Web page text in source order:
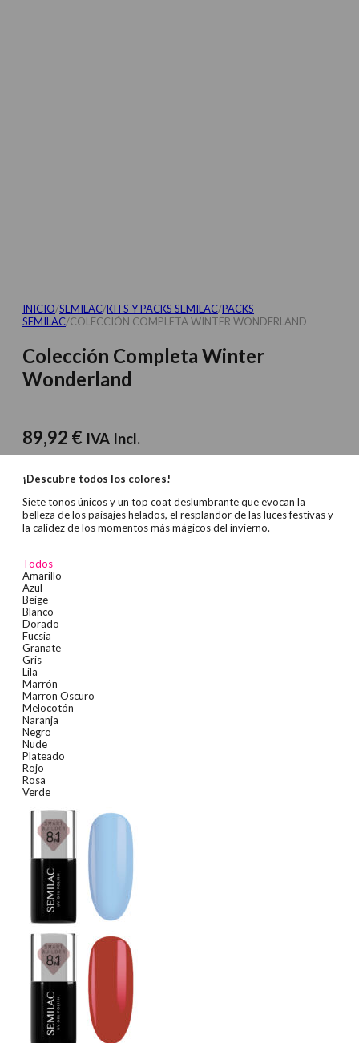
INICIO/SEMILAC/KITS Y PACKS SEMILAC/PACKS
SEMILAC/COLECCIÓN COMPLETA WINTER WONDERLAND
Colección Completa Winter
Wonderland
89,92 € IVA Incl.
¡Descubre todos los colores!
Siete tonos únicos y un top coat deslumbrante que evocan la
belleza de los paisajes helados, el resplandor de las luces festivas y
la calidez de los momentos más mágicos del invierno.
Todos
Amarillo
Azul
Beige
Blanco
Dorado
Fucsia
Granate
Gris
Lila
Marrón
Marron Oscuro
Melocotón
Naranja
Negro
Nude
Plateado
Rojo
Rosa
Verde